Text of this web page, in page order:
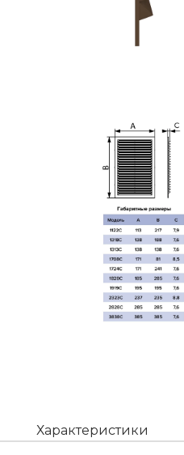
Характеристики